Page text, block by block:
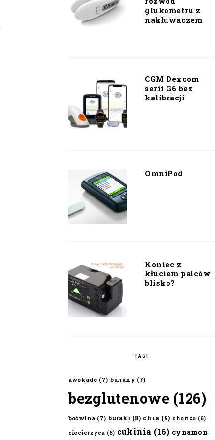
glukometru z
nakłuwaczem
CGM Dexcom
serii G6 bez
kalibracji
OmniPod
Koniec z
kłuciem palców
blisko?
TAGI
awokado (7) banany (7)
bezglutenowe (126)
boćwina (7) buraki (8) chia (9) chorizo (6)
ciecierzyca (6) cukinia (16) cynamon